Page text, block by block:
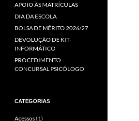
APOIO ÀS MATRÍCULAS
DIA DA ESCOLA
BOLSA DE MÉRITO 2026/27
DEVOLUÇÃO DE KIT-
INFORMÁTICO
PROCEDIMENTO
CONCURSAL PSICÓLOGO
CATEGORIAS
Acessos(1)